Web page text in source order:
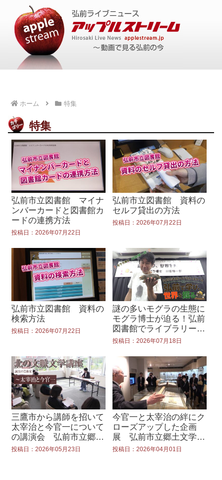
ホーム 特集
特集
弘前市立図書館 マイナ
ンバーカードと図書館カ
ードの連携方法
投稿日：2026年07月22日
弘前市立図書館 資料の
セルフ貸出の方法
投稿日：2026年07月22日
弘前市立図書館 資料の
検索方法
投稿日：2026年07月22日
謎の多いモグラの生態に
モグラ博士が迫る！弘前
図書館でライブラリース
クール開催
投稿日：2026年07月18日
三鷹市から講師を招いて
太宰治と今官一について
の講演会 弘前市立郷土
文学館で開催
投稿日：2026年05月23日
今官一と太宰治の絆にク
ローズアップした企画
展 弘前市立郷土文学館
で始まる
投稿日：2026年04月01日